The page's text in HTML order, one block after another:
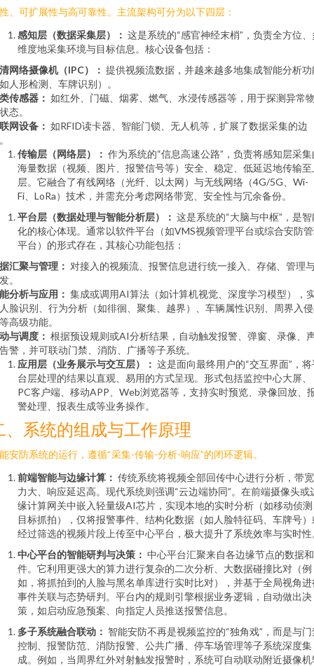
、可扩展性与高可靠性。主流架构可分为以下四层：
感知层（数据采集层）： 这是系统的“感官神经末梢”，负责全方位、
维度地采集环境与目标信息。核心设备包括：
网络摄像机（IPC）： 提供视频流数据，并越来越多地集成智能分析功
人形检测、车牌识别）。
传感器： 如红外、门磁、烟雾、燃气、水浸传感器等，用于探测异常
态。
网设备： 如RFID读卡器、智能门锁、无人机等，扩展了数据采集的边
传输层（网络层）： 作为系统的“信息高速公路”，负责将感知层采集
海量数据（视频、图片、报警信号等）安全、稳定、低延迟地传输至
层。它融合了有线网络（光纤、以太网）与无线网络（4G/5G、Wi-
Fi、LoRa）技术，并需充分考虑网络带宽、安全性与冗余备份。
平台层（数据处理与智能分析层）： 这是系统的“大脑与中枢”，是
化的核心体现。通常以软件平台（如VMS视频管理平台或综合安防
平台）的形式存在，其核心功能包括：
汇聚与管理： 对接入的视频流、报警信息进行统一接入、存储、管理
。
分析与应用： 集成或调用AI算法（如计算机视觉、深度学习模型），
脸识别、行为分析（如徘徊、聚集、越界）、车辆属性识别、周界入
高级功能。
与调度： 根据预设规则或AI分析结果，自动触发报警、弹窗、录像、
警，并可联动门禁、消防、广播等子系统。
应用层（业务展示与交互层）： 这是面向最终用户的“交互界面”，
台层处理的结果以直观、易用的方式呈现。形式包括监控中心大屏、
PC客户端、移动APP、Web浏览器等，支持实时预览、录像回放、
警处理、报表生成等业务操作。
、系统的组成与工作原理
安防系统的运行，遵循“采集-传输-分析-响应”的闭环逻辑。
前端智能与边缘计算： 传统系统将视频全部回传中心进行分析，带
力大、响应延迟高。现代系统则强调“云边端协同”。在前端摄像头或
缘计算网关中嵌入轻量级AI芯片，实现本地的实时分析（如移动侦
目标抓拍），仅将报警事件、结构化数据（如人脸特征码、车牌号）
经过筛选的视频片段上传至中心平台，极大提升了系统效率与实时性
中心平台的智能研判与决策： 中心平台汇聚来自各边缘节点的数据
件。它利用更强大的算力进行复杂的二次分析、大数据碰撞比对（例
如，将抓拍到的人脸与黑名单库进行实时比对），并基于全局视角进
事件关联与态势研判。平台内的规则引擎根据业务逻辑，自动做出决
策，如启动应急预案、向指定人员推送报警信息。
多子系统融合联动： 智能安防不再是视频监控的“独角戏”，而是与门
控制、报警防范、消防报警、公共广播、停车场管理等子系统深度集
成。例如，当周界红外对射触发报警时，系统可自动联动附近摄像机